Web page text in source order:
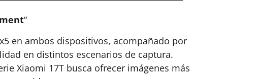
“
en ambos dispositivos, acompañado por
en distintos escenarios de captura.
Xiaomi 17T busca ofrecer imágenes más